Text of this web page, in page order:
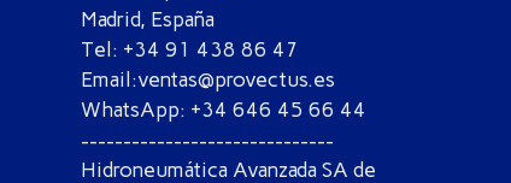
Madrid, España
Tel: +34 91 438 86 47
Email:ventas@provectus.es
WhatsApp: +34 646 45 66 44
------------------------------
Hidroneumática Avanzada SA de